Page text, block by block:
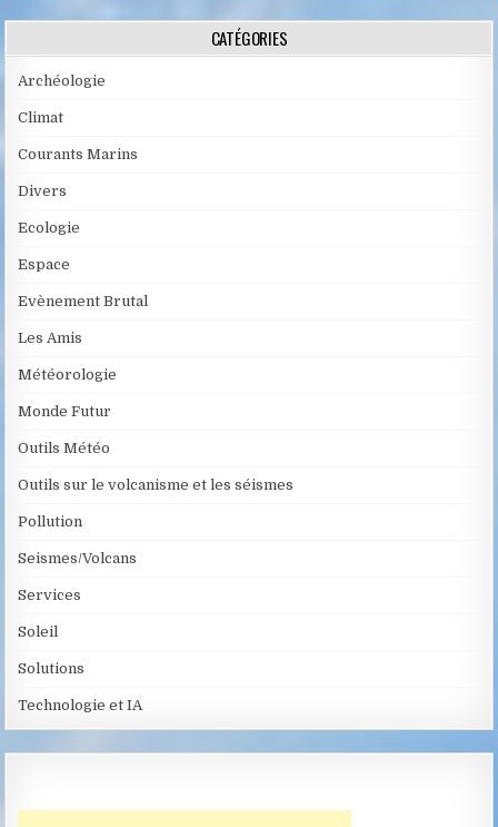
CATÉGORIES
Archéologie
Climat
Courants Marins
Divers
Ecologie
Espace
Evènement Brutal
Les Amis
Météorologie
Monde Futur
Outils Météo
Outils sur le volcanisme et les séismes
Pollution
Seismes/Volcans
Services
Soleil
Solutions
Technologie et IA